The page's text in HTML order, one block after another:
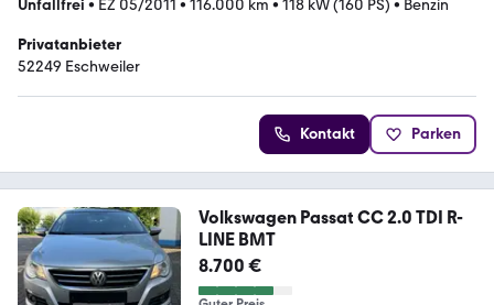
Unfallfrei • EZ 05/2011 • 116.000 km • 118 kW (160 PS) • Benzin
Privatanbieter
52249 Eschweiler
Kontakt Parken
Volkswagen Passat CC 2.0 TDI R-
LINE BMT
8.700 €